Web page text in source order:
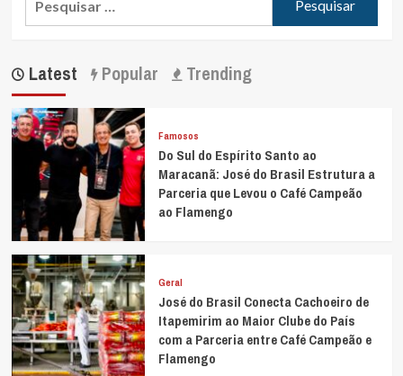
Latest Popular Trending
Famosos
Do Sul do Espírito Santo ao
Maracanã: José do Brasil Estrutura a
Parceria que Levou o Café Campeão
ao Flamengo
Geral
José do Brasil Conecta Cachoeiro de
Itapemirim ao Maior Clube do País
com a Parceria entre Café Campeão e
Flamengo